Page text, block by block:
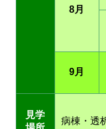
8月
9月
見学
病棟・透